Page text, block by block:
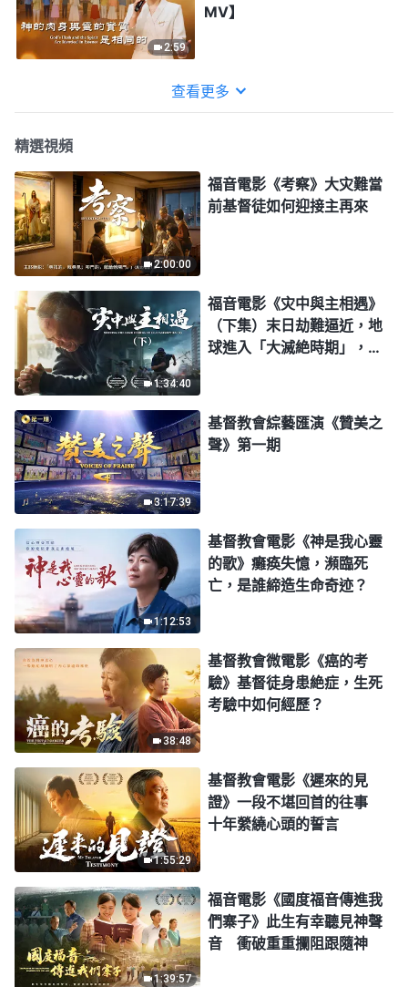
2:59
MV】
查看更多
精選視頻
2:00:00
福音電影《考察》大灾難當
前基督徒如何迎接主再來
1:34:40
福音電影《灾中與主相遇》
（下集）末日劫難逼近，地
球進入「大滅絶時期」，人
3:17:39
基督教會綜藝匯演《贊美之
聲》第一期
1:12:53
基督教會電影《神是我心靈
的歌》癱痪失憶，瀕臨死
亡，是誰締造生命奇迹？
38:48
基督教會微電影《癌的考
驗》基督徒身患絶症，生死
考驗中如何經歷？
1:55:29
基督教會電影《遲來的見
證》一段不堪回首的往事
十年縈繞心頭的誓言
1:39:57
福音電影《國度福音傳進我
們寨子》此生有幸聽見神聲
音 衝破重重攔阻跟隨神